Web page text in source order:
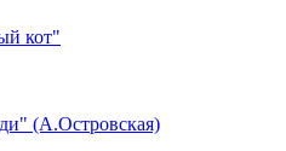
кот"
(А.Островская)